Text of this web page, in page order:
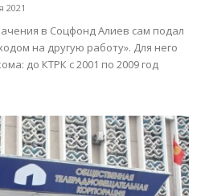
2021
в Соцфонд Алиев сам подал
на другую работу». Для него
до КТРК с 2001 по 2009 год